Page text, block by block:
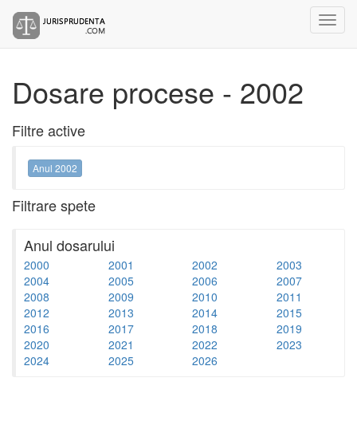
Dosare procese - 2002
Filtre active
Anul 2002
Filtrare spete
Anul dosarului
2000 2001 2002
2003
2004
2005 2006
2007
2008
2009 2010
2011
2012
2013 2014
2015
2016
2017 2018
2019
2020
2021 2022
2023
2024
2025 2026